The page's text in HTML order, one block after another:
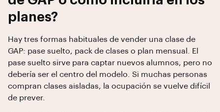
planes?
Hay tres formas habituales de vender una clase de
GAP: pase suelto, pack de clases o plan mensual. El
pase suelto sirve para captar nuevos alumnos, pero no
debería ser el centro del modelo. Si muchas personas
compran clases aisladas, la ocupación se vuelve difícil
de prever.